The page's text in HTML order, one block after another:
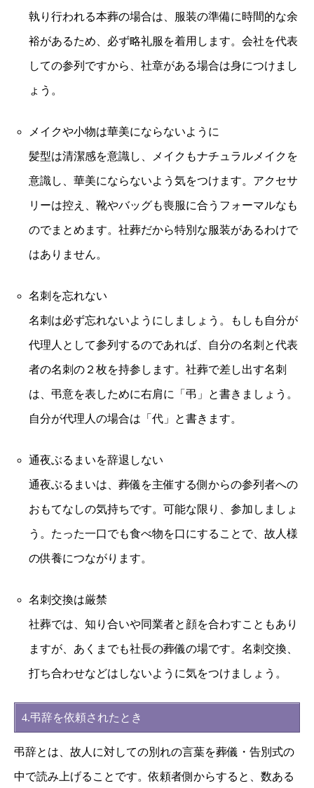
執り行われる本葬の場合は、服装の準備に時間的な余
裕があるため、必ず略礼服を着用します。会社を代表
しての参列ですから、社章がある場合は身につけまし
ょう。
メイクや小物は華美にならないように
髪型は清潔感を意識し、メイクもナチュラルメイクを
意識し、華美にならないよう気をつけます。アクセサ
リーは控え、靴やバッグも喪服に合うフォーマルなも
のでまとめます。社葬だから特別な服装があるわけで
はありません。
名刺を忘れない
名刺は必ず忘れないようにしましょう。もしも自分が
代理人として参列するのであれば、自分の名刺と代表
者の名刺の２枚を持参します。社葬で差し出す名刺
は、弔意を表しために右肩に「弔」と書きましょう。
自分が代理人の場合は「代」と書きます。
通夜ぶるまいを辞退しない
通夜ぶるまいは、葬儀を主催する側からの参列者への
おもてなしの気持ちです。可能な限り、参加しましょ
う。たった一口でも食べ物を口にすることで、故人様
の供養につながります。
名刺交換は厳禁
社葬では、知り合いや同業者と顔を合わすこともあり
ますが、あくまでも社長の葬儀の場です。名刺交換、
打ち合わせなどはしないように気をつけましょう。
4.弔辞を依頼されたとき
弔辞とは、故人に対しての別れの言葉を葬儀・告別式の
中で読み上げることです。依頼者側からすると、数ある